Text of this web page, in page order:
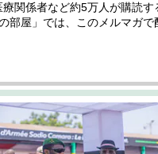
関係者など約5万人が購読
屋」では、このメルマガで